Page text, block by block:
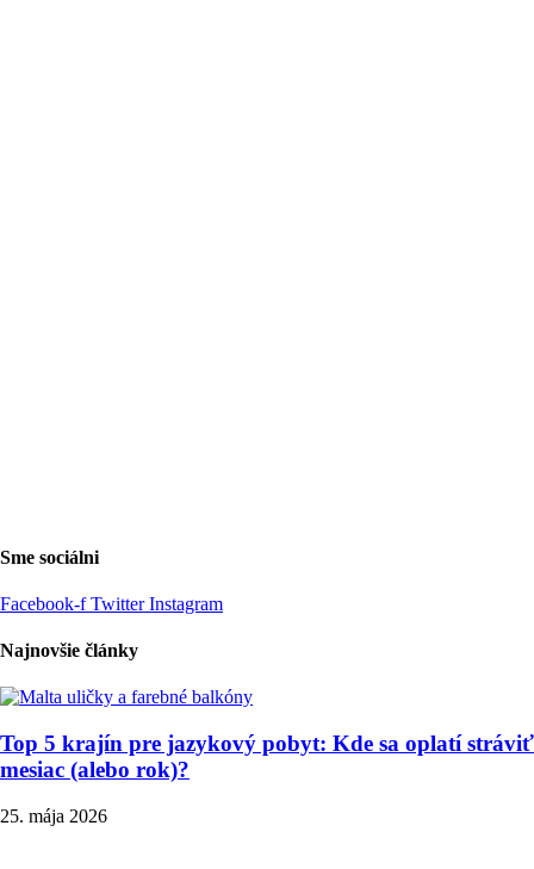
Sme sociálni
Facebook-f Twitter Instagram
Najnovšie články
Top 5 krajín pre jazykový pobyt: Kde sa oplatí stráviť
mesiac (alebo rok)?
25. mája 2026